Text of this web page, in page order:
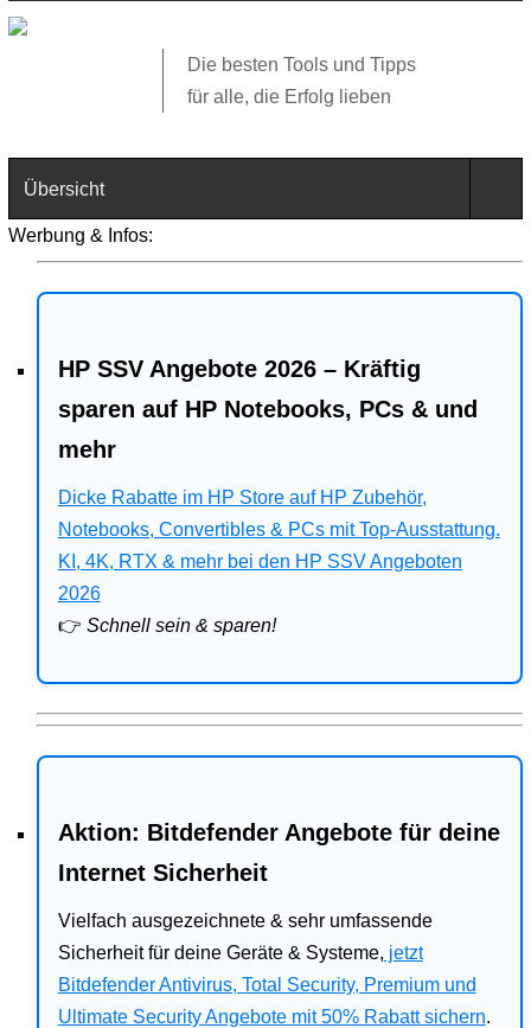
Die besten Tools und Tipps
für alle, die Erfolg lieben
Übersicht
Technik
Web
Business
Angebote
Bitdefender
Ratgeber
Werbung & Infos:
HP SSV Angebote 2026 – Kräftig
sparen auf HP Notebooks, PCs & und
mehr
Dicke Rabatte im HP Store auf HP Zubehör,
Notebooks, Convertibles & PCs mit Top-Ausstattung.
KI, 4K, RTX & mehr bei den HP SSV Angeboten
2026
👉 Schnell sein & sparen!
Aktion: Bitdefender Angebote für deine
Internet Sicherheit
Vielfach ausgezeichnete & sehr umfassende
Sicherheit für deine Geräte & Systeme, jetzt
Bitdefender Antivirus, Total Security, Premium und
Ultimate Security Angebote mit 50% Rabatt sichern.